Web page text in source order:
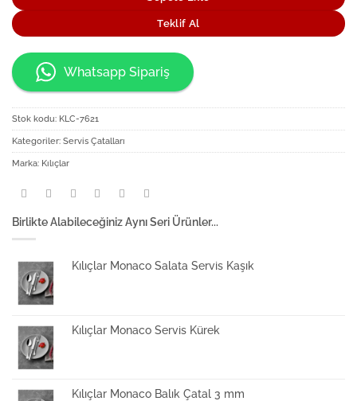
Teklif Al
Whatsapp Sipariş
Stok kodu: KLC-7621
Kategoriler: Servis Çatalları
Marka: Kılıçlar
Birlikte Alabileceğiniz Aynı Seri Ürünler...
Kılıçlar Monaco Salata Servis Kaşık
Kılıçlar Monaco Servis Kürek
Kılıçlar Monaco Balık Çatal 3 mm